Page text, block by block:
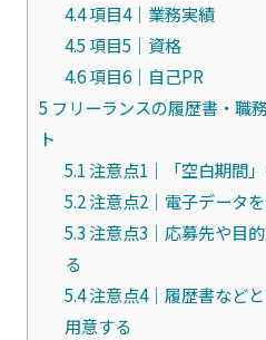
4.4項目4｜業務実績
4.5項目5｜資格
4.6項目6｜自己PR
5 フリーランスの履歴書・職
ト
5.1注意点1｜「空白期間
5.2注意点2｜電子データ
5.3注意点3｜応募先や目
る
5.4注意点4｜履歴書など
用意する